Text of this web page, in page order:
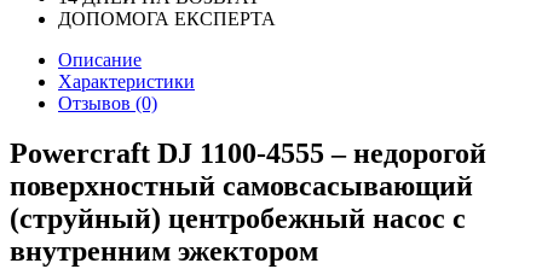
ДОПОМОГА ЕКСПЕРТА
Описание
Характеристики
Отзывов (0)
Powercraft DJ 1100-4555 – недорогой
поверхностный самовсасывающий
(струйный) центробежный насос с
внутренним эжектором